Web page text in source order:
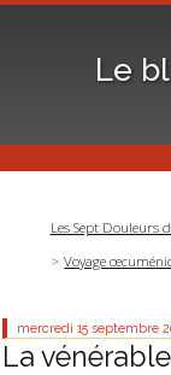
Le
Les Sept Douleurs
Voyage
mercredi 15 septembre
La